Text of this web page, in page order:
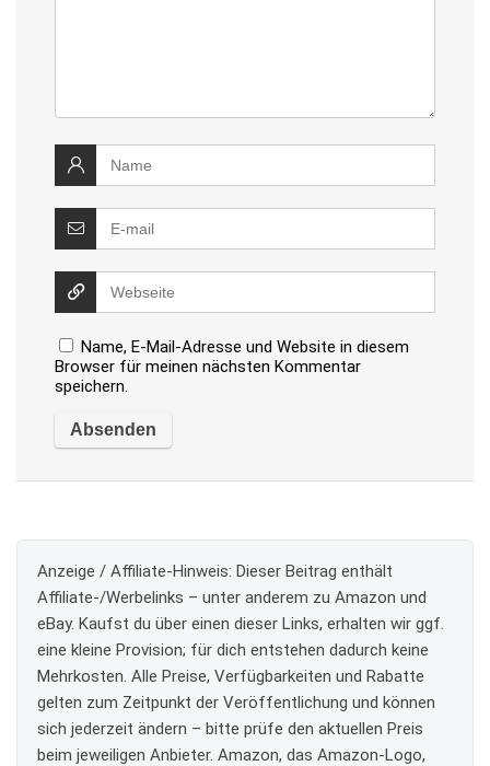
Name, E-Mail-Adresse und Website in diesem
Browser für meinen nächsten Kommentar
speichern.
Anzeige / Affiliate-Hinweis: Dieser Beitrag enthält
Affiliate-/Werbelinks – unter anderem zu Amazon und
eBay. Kaufst du über einen dieser Links, erhalten wir ggf.
eine kleine Provision; für dich entstehen dadurch keine
Mehrkosten. Alle Preise, Verfügbarkeiten und Rabatte
gelten zum Zeitpunkt der Veröffentlichung und können
sich jederzeit ändern – bitte prüfe den aktuellen Preis
beim jeweiligen Anbieter. Amazon, das Amazon-Logo,